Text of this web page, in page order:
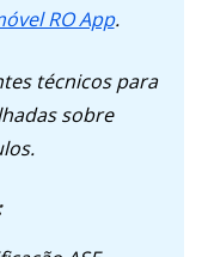
RO App.
técnicos para
sobre